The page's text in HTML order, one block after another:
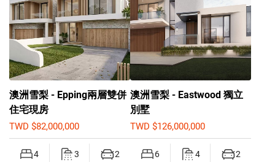
澳洲雪梨 - Epping兩層雙併
住宅現房
TWD $82,000,000
4 3 2
澳洲雪梨 - Eastwood 獨立
別墅
TWD $126,000,000
6 4 2